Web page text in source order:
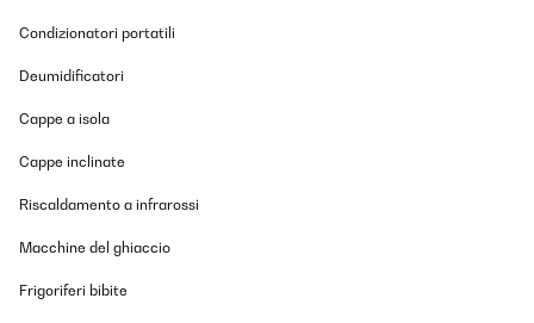
Condizionatori portatili
Deumidificatori
Cappe a isola
Cappe inclinate
Riscaldamento a infrarossi
Macchine del ghiaccio
Frigoriferi bibite